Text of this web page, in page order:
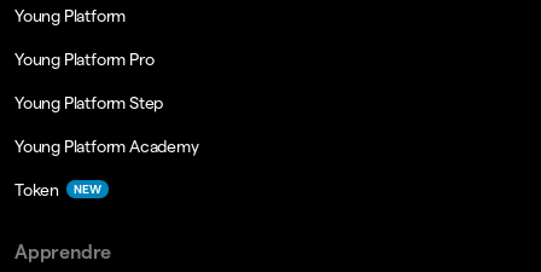
Young Platform
Young Platform Pro
Young Platform Step
Young Platform Academy
Token NEW
Apprendre